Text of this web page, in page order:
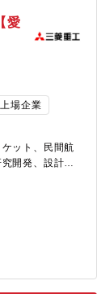
活躍の機会が
ソリューショ
す。
クスソリュー
なる京都セミ
ープが持つ光
で、今までな
社会課題の解
しています。
ェントの対応。
選考進捗管
社、各事業拠
愛
上場企業
ット、民間航
開発、設計・
機・ミサイル
であるHRビジ